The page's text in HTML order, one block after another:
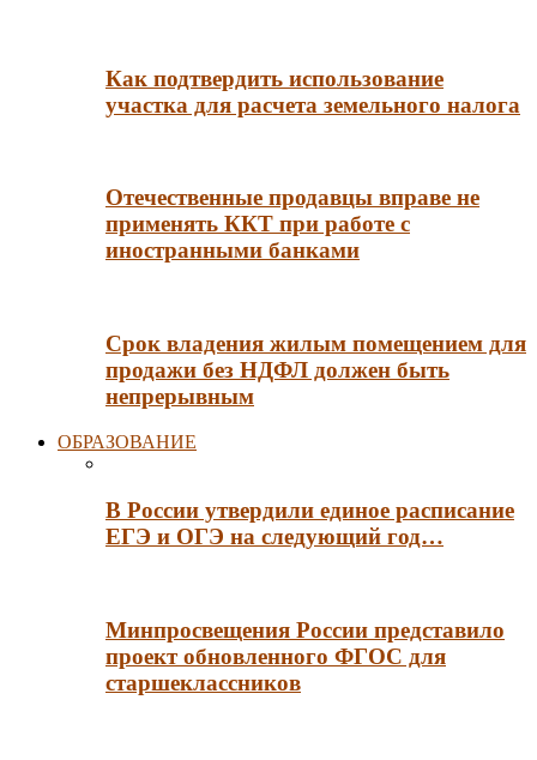
Как подтвердить использование
участка для расчета земельного налога
Отечественные продавцы вправе не
применять ККТ при работе с
иностранными банками
Срок владения жилым помещением для
продажи без НДФЛ должен быть
непрерывным
ОБРАЗОВАНИЕ
В России утвердили единое расписание
ЕГЭ и ОГЭ на следующий год…
Минпросвещения России представило
проект обновленного ФГОС для
старшеклассников